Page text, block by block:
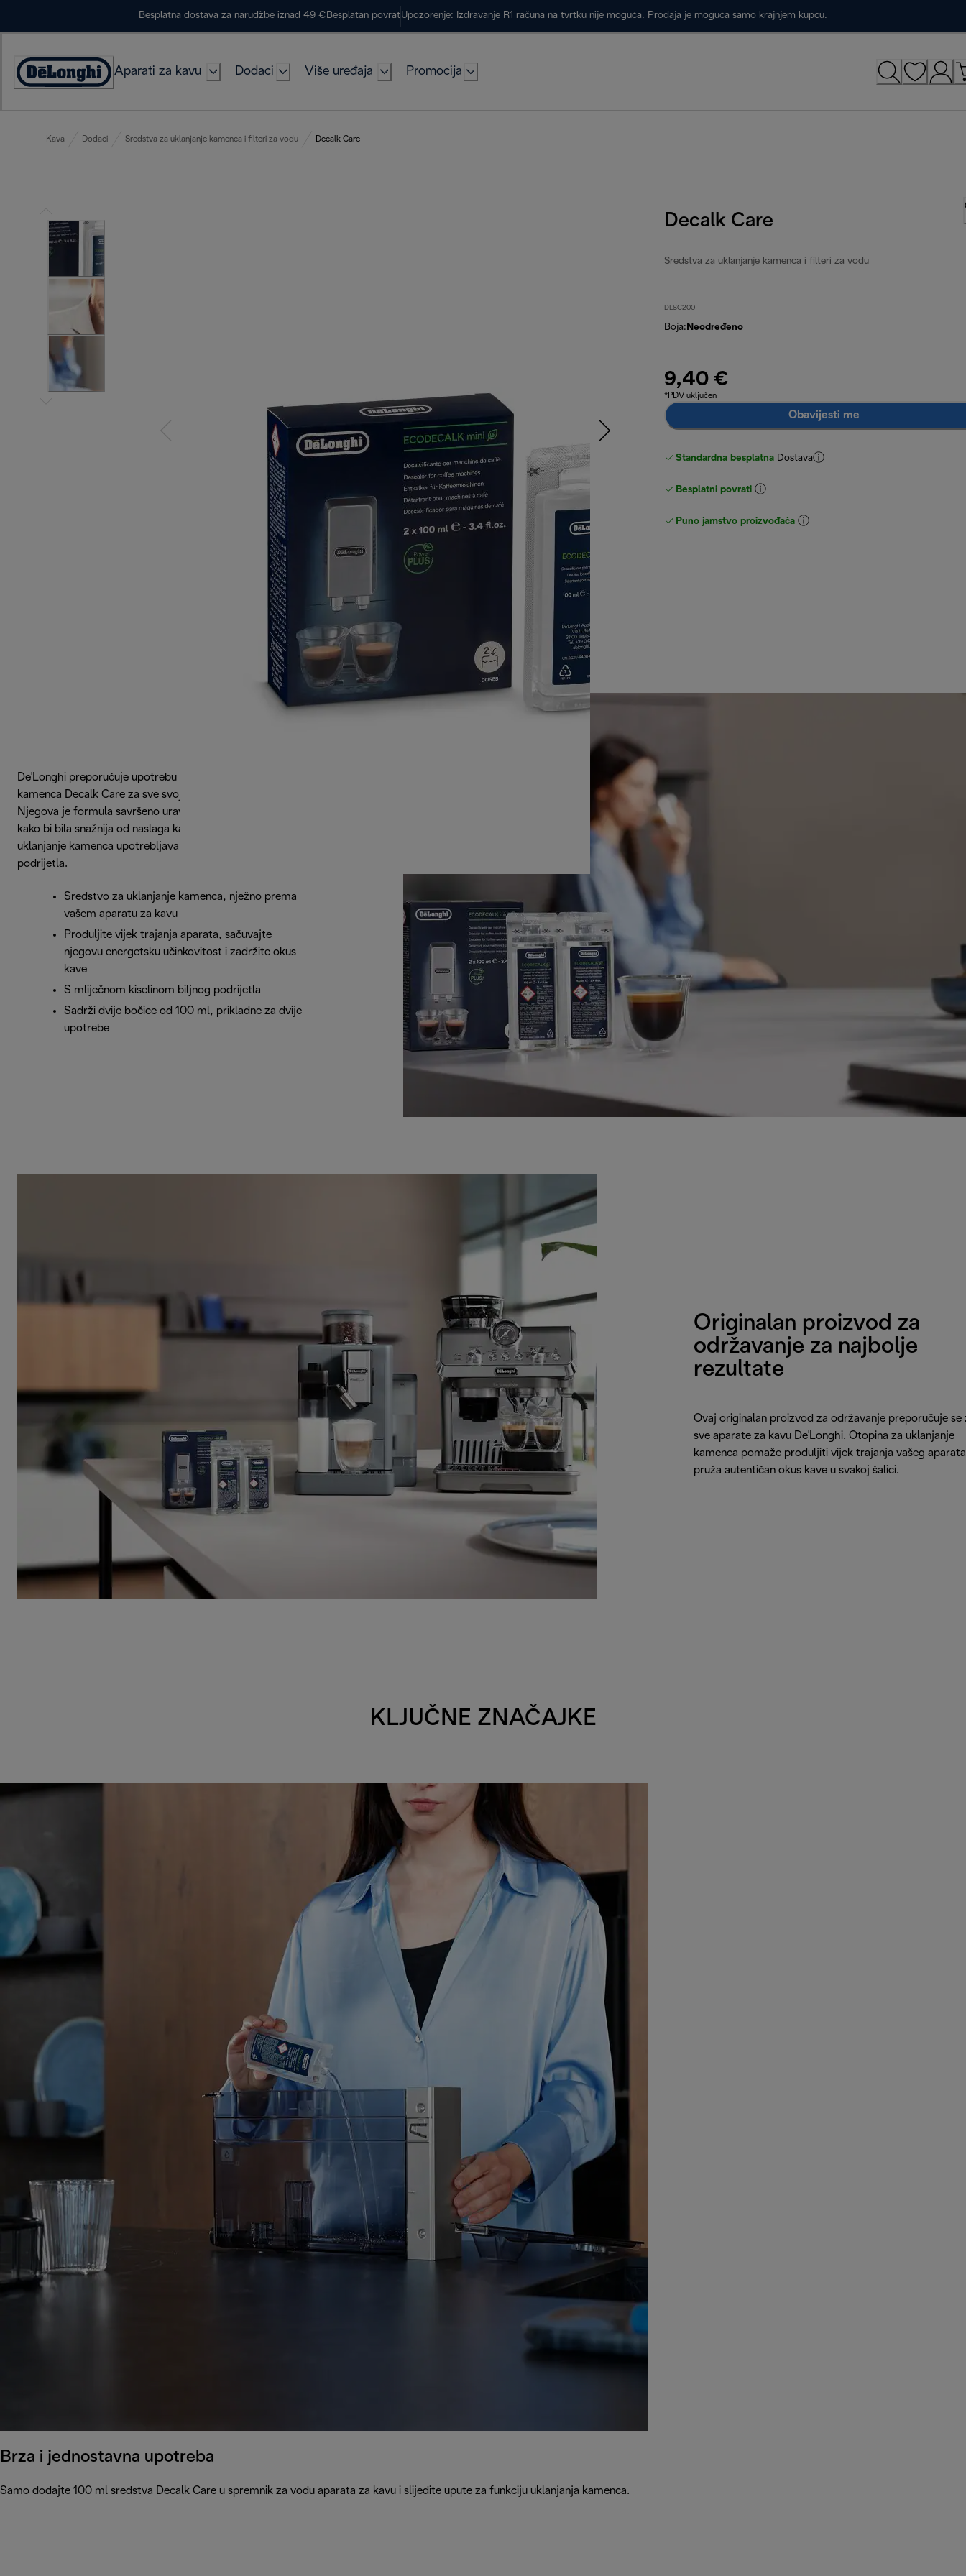
Besplatna dostava za narudžbe iznad 49 € Besplatan povratUpozorenje: Izdravanje R1 računa na tvrtku nije moguća. Prodaja je moguća samo krajnjem kupcu.
Accessibility
Aparati za kavu Dodaci Više uređaja Promocija
Kava Dodaci Sredstva za uklanjanje kamenca i filteri za vodu Decalk Care
Decalk Care
Sredstva za uklanjanje kamenca i filteri za vodu
DLSC200
Boja: Neodređeno
9,40 €
*PDV uključen
Obavijesti me
Standardna besplatna Dostava
Besplatni povrati
Puno jamstvo proizvođača
De'Longhi preporučuje upotrebu sredstva za uklanjanje
kamenca Decalk Care za sve svoje aparate za kavu.
Njegova je formula savršeno uravnotežena, osmišljena
kako bi bila snažnija od naslaga kamenca. Ovo sredstvo za
uklanjanje kamenca upotrebljava mliječnu kiselinu biljnog
podrijetla.
Sredstvo za uklanjanje kamenca, nježno prema
vašem aparatu za kavu
Produljite vijek trajanja aparata, sačuvajte
njegovu energetsku učinkovitost i zadržite okus
kave
S mliječnom kiselinom biljnog podrijetla
Sadrži dvije bočice od 100 ml, prikladne za dvije
upotrebe
Originalan proizvod za
održavanje za najbolje
rezultate
Ovaj originalan proizvod za održavanje preporučuje se
sve aparate za kavu De'Longhi. Otopina za uklanjanje
kamenca pomaže produljiti vijek trajanja vašeg
pruža autentičan okus kave u svakoj šalici.
KLJUČNE ZNAČAJKE
Brza i jednostavna upotreba
Samo dodajte 100 ml sredstva Decalk Care u spremnik za vodu aparata za kavu i slijedite upute za funkciju uklanjanja kamenca.